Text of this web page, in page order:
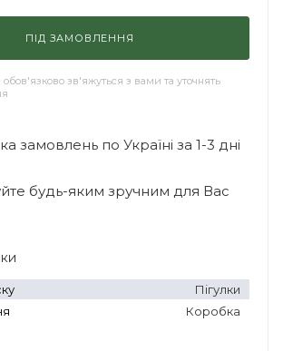
ПІД ЗАМОВЛЕННЯ
зв'яжуться з вами та уточнять
замовлень по Україні за 1-3 дні
будь-яким зручним для Вас
Пігулки
Коробка